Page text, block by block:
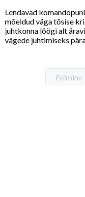
Lendavad
mõeldud väga tõsise
juhtkonna löögi alt
vägede juhtimiseks
Eelmine